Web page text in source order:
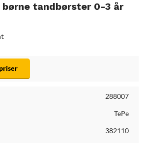
tandbørster 0-3 år
288007
TePe
382110